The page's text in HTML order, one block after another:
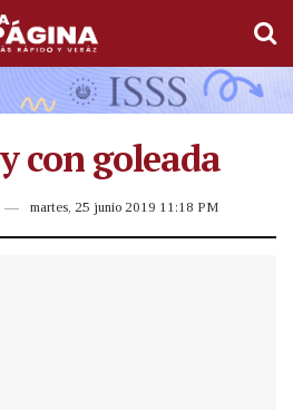
con goleada
martes, 25 junio 2019 11:18 PM